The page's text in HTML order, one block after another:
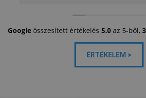
Googleösszesített értékelés 5.0az 5-ből,
ÉRTÉKELEM >